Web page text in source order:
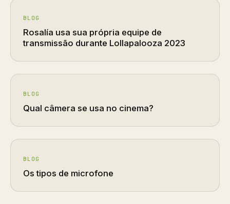
BLOG
Rosalía usa sua própria equipe de
transmissão durante Lollapalooza 2023
BLOG
Qual câmera se usa no cinema?
BLOG
Os tipos de microfone